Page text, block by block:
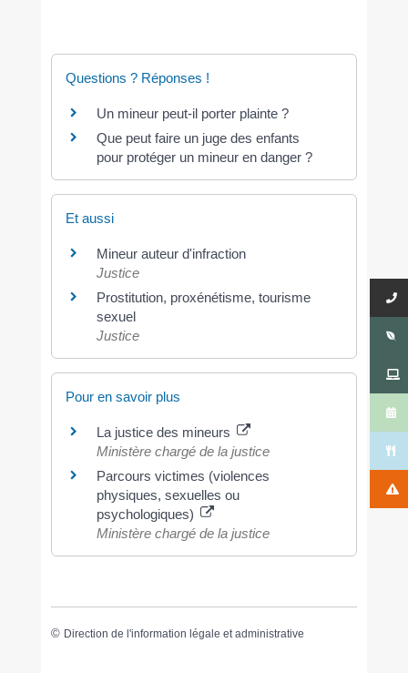
Questions ? Réponses !
Un mineur peut-il porter plainte ?
Que peut faire un juge des enfants
pour protéger un mineur en danger ?
Et aussi
Mineur auteur d'infraction
Justice
Prostitution, proxénétisme, tourisme
sexuel
Justice
Pour en savoir plus
La justice des mineurs
Ministère chargé de la justice
Parcours victimes (violences
physiques, sexuelles ou
psychologiques)
Ministère chargé de la justice
© Direction de l'information légale et administrative